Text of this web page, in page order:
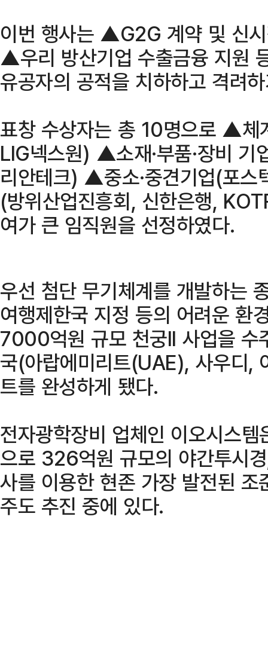
이번 행사는 ▲G2G 계약 및 신
▲우리 방산기업 수출금융 지원
유공자의 공적을 치하하고 격려
표창 수상자는 총 10명으로 ▲체
LIG넥스원) ▲소재·부품·장비 기
리안테크) ▲중소·중견기업(포
(방위산업진흥회, 신한은행,
여가 큰 임직원을 선정하였다.
우선 첨단 무기체계를 개발하는
여행제한국 지정 등의 어려운 환
7000억원 규모 천궁II 사업을 수
국(아랍에미리트(UAE), 사우디,
트를 완성하게 됐다.
전자광학장비 업체인 이오시스
으로 326억원 규모의 야간투시
사를 이용한 현존 가장 발전된
주도 추진 중에 있다.